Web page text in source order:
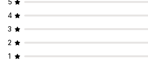
5
4
3
2
1